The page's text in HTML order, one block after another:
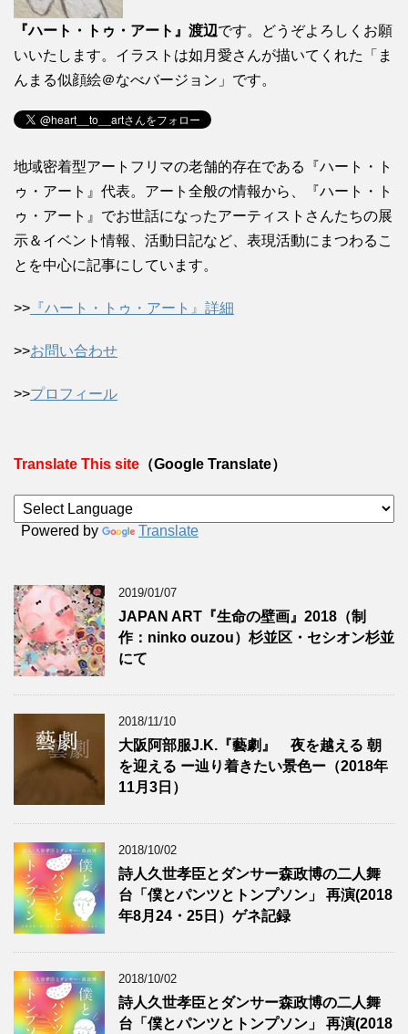
『ハート・トゥ・アート』渡辺です。どうぞよろしくお願
いいたします。イラストは如月愛さんが描いてくれた「ま
んまる似顔絵＠なべバージョン」です。
地域密着型アートフリマの老舗的存在である『ハート・ト
ゥ・アート』代表。アート全般の情報から、『ハート・ト
ゥ・アート』でお世話になったアーティストさんたちの展
示＆イベント情報、活動日記など、表現活動にまつわるこ
とを中心に記事にしています。
>> 『ハート・トゥ・アート』詳細
>>お問い合わせ
>>プロフィール
Translate This site （Google Translate）
Powered by Translate
2019/01/07
JAPAN ART『生命の壁画』2018（制
作：ninko ouzou）杉並区・セシオン杉並
にて
2018/11/10
大阪阿部服J.K.『藝劇』 夜を越える 朝
を迎える ー辿り着きたい景色ー（2018年
11月3日）
2018/10/02
詩人久世孝臣とダンサー森政博の二人舞
台「僕とパンツとトンプソン」 再演(2018
年8月24・25日）ゲネ記録
2018/10/02
詩人久世孝臣とダンサー森政博の二人舞
台「僕とパンツとトンプソン」 再演(2018